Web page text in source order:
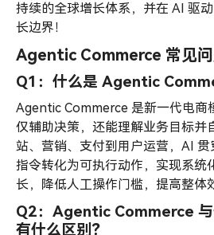
持续的全球增长体系，并在 AI 驱
长边界！
Agentic Commerce 常见
Q1：什么是 Agentic
Agentic Commerce 是新一代电商
仅辅助决策，还能理解业务目标并
站、营销、支付到用户运营，AI
指令转化为可执行动作，实现系统
长，降低人工操作门槛，提高整体
Q2：Agentic Commerce
有什么区别？